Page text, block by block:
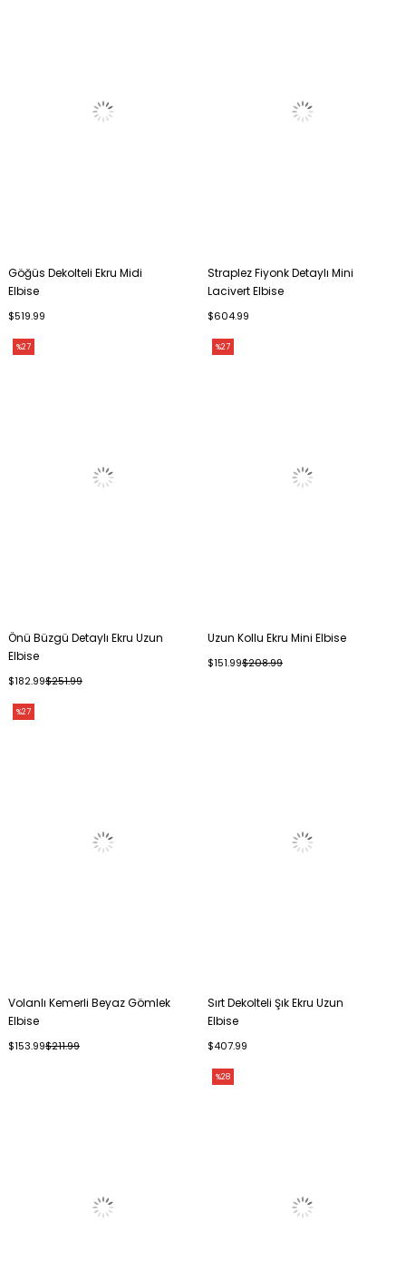
Göğüs Dekolteli Ekru Midi
Elbise
$519.99
Straplez Fiyonk Detaylı Mini
Lacivert Elbise
$604.99
Önü Büzgü Detaylı Ekru Uzun
Elbise
$182.99$251.99
%27
Uzun Kollu Ekru Mini Elbise
$151.99$208.99
%27
Volanlı Kemerli Beyaz Gömlek
Elbise
$153.99$211.99
%27
Sırt Dekolteli Şık Ekru Uzun
Elbise
$407.99
%28